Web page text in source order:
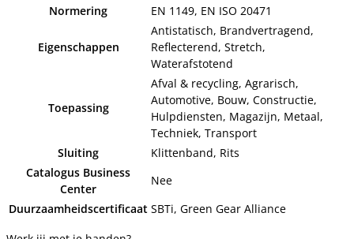
Normering
EN 1149, EN ISO 20471
Eigenschappen
Antistatisch, Brandvertragend,
Reflecterend, Stretch,
Waterafstotend
Toepassing
Afval & recycling, Agrarisch,
Automotive, Bouw, Constructie,
Hulpdiensten, Magazijn, Metaal,
Techniek, Transport
Sluiting
Klittenband, Rits
Catalogus Business
Center
Nee
Duurzaamheidscertificaat SBTi, Green Gear Alliance